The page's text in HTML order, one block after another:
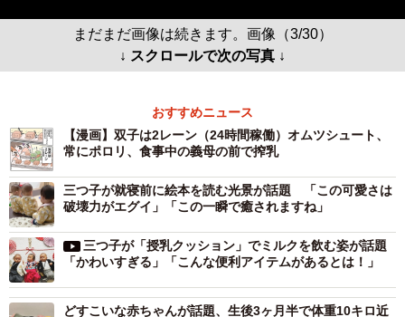
まだまだ画像は続きます。画像（3/30）
↓ スクロールで次の写真 ↓
おすすめニュース
【漫画】双子は2レーン（24時間稼働）オムツシュート、
常にポロリ、食事中の義母の前で搾乳
三つ子が就寝前に絵本を読む光景が話題 「この可愛さは
破壊力がエグイ」「この一瞬で癒されますね」
三つ子が「授乳クッション」でミルクを飲む姿が話題
「かわいすぎる」「こんな便利アイテムがあるとは！」
どすこいな赤ちゃんが話題、生後3ヶ月半で体重10キロ近